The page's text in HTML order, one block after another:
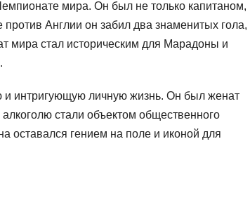
мира. Он был не только капитаном,
Англии он забил два знаменитых гола,
мира стал историческим для Марадоны и
интригующую личную жизнь. Он был женат
стали объектом общественного
гением на поле и иконой для